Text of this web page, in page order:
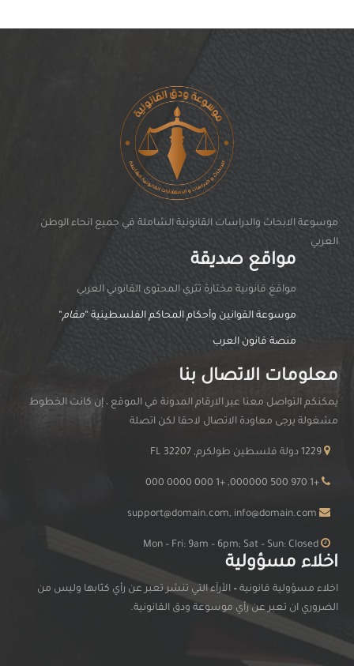
موسوعة الابحاث والدراسات القانونية الشاملة في جميع انحاء الوطن
العربي
مواقع صديقة
مواقغ قانونية مختارة تثري المحتوى القانوني العربي
موسوعة القوانين وأحكام المحاكم الفلسطينية “مقام“
منصة قانون العرب
معلومات الاتصال بنا
يمكنكم التواصل معنا عبر الارقام المدونة في الموقع ، إن كانت الخطوط
مشغولة يرجى معاودة الاتصال لاحقا لكن اتصلة
+1 970 500 000000, +1 000 0000 000
اخلاء مسؤولية
اخلاء مسؤولية قانونية – الأرآء التي تنشر تعبر عن رأي كتّابها وليس من
الضروري ان تعبر عن رأي موسوعة ودق القانونية.